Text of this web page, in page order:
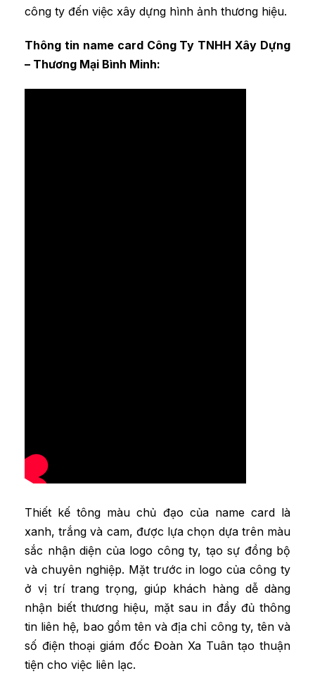
công ty đến việc xây dựng hình ảnh thương hiệu.
Thông tin name card Công Ty TNHH Xây Dựng
– Thương Mại Bình Minh:
Thiết kế tông màu chủ đạo của name card là
xanh, trắng và cam, được lựa chọn dựa trên màu
sắc nhận diện của logo công ty, tạo sự đồng bộ
và chuyên nghiệp. Mặt trước in logo của công ty
ở vị trí trang trọng, giúp khách hàng dễ dàng
nhận biết thương hiệu, mặt sau in đầy đủ thông
tin liên hệ, bao gồm tên và địa chỉ công ty, tên và
số điện thoại giám đốc Đoàn Xa Tuân tạo thuận
tiện cho việc liên lạc.